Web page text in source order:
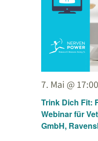
Trink Dich Fit:
Webinar für
GmbH,
7. Mai @ 17:00